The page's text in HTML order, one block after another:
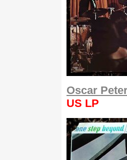
Oscar
US LP